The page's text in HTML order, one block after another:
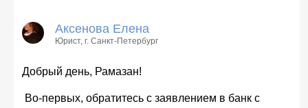
Аксенова Елена
Юрист, г. Санкт-Петербург
Добрый день, Рамазан!
Во-первых, обратитесь с заявлением в банк с